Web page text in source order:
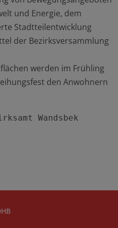
und Energie, dem
Stadtteilentwicklung
der Bezirksversammlung
werden im Frühling
den Anwohnern
Wandsbek